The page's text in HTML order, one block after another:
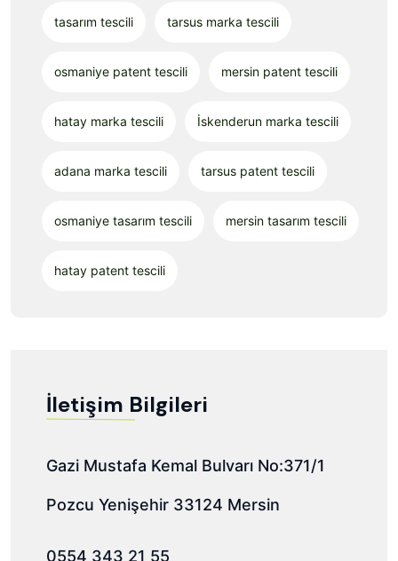
tasarım tescili tarsus marka tescili
osmaniye patent tescili mersin patent tescili
hatay marka tescili İskenderun marka tescili
adana marka tescili tarsus patent tescili
osmaniye tasarım tescili mersin tasarım tescili
hatay patent tescili
İletişim Bilgileri
Gazi Mustafa Kemal Bulvarı No:371/1
Pozcu Yenişehir 33124 Mersin
0554 343 21 55